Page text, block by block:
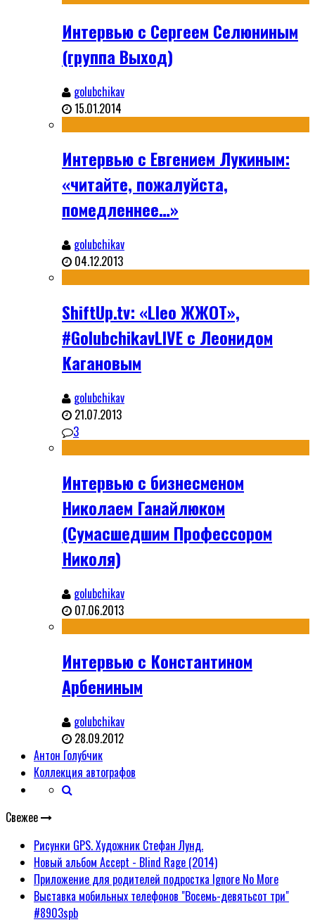
Интервью с Сергеем Селюниным
(группа Выход)
golubchikav
15.01.2014
Интервью с Евгением Лукиным:
«читайте, пожалуйста,
помедленнее…»
golubchikav
04.12.2013
ShiftUp.tv: «Lleo ЖЖОТ»,
#GolubchikavLIVE с Леонидом
Кагановым
golubchikav
21.07.2013
3
Интервью с бизнесменом
Николаем Ганайлюком
(Сумасшедшим Профессором
Николя)
golubchikav
07.06.2013
Интервью с Константином
Арбениным
golubchikav
28.09.2012
Антон Голубчик
Коллекция автографов
Свежее
Рисунки GPS. Художник Стефан Лунд.
Новый альбом Accept - Blind Rage (2014)
Приложение для родителей подростка Ignore No More
Выставка мобильных телефонов "Восемь-девятьсот три"
#8903spb